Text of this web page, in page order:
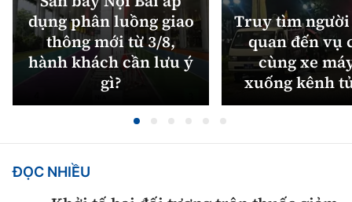
dụng phân luồng giao
thông mới từ 3/8,
hành khách cần lưu ý
gì?
Truy tìm
quan đến vụ
cùng xe
xuống kênh
ĐỌC NHIỀU